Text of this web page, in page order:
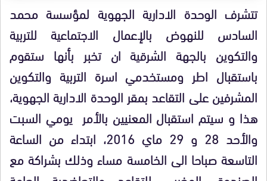
تتشرف الوحدة الادارية الجهوية لمؤسسة محمد
السادس للنهوض بالإعمال الاجتماعية للتربية
والتكوين بالجهة الشرقية ان تخبر بأنها ستقوم
باستقبال اطر ومستخدمي اسرة التربية والتكوين
المشرفين على التقاعد بمقر الوحدة الادارية الجهوية،
هذا و سيتم استقبال المعنيين بالأمر يومي السبت
والأحد 28 و 29 ماي 2016، ابتداء من الساعة
التاسعة صباحا الى الخامسة مساء وذلك بشراكة مع